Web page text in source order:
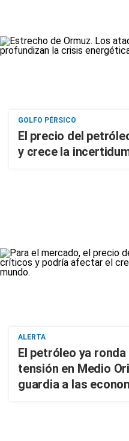
GOLFO PÉRSICO
El precio del
y crece la
ALERTA
El petróleo ya
tensión en Medio
guardia a las